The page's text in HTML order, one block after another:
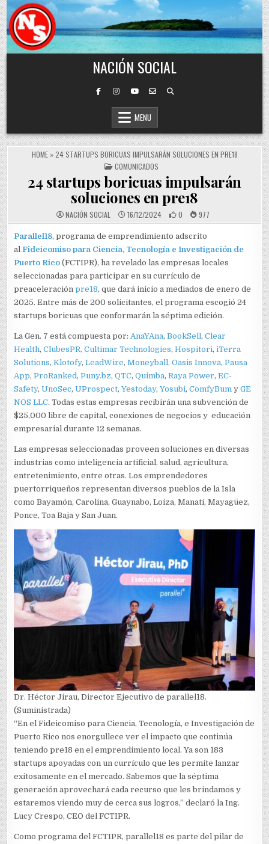
Skip to content
NACIÓN SOCIAL
MENU
HOME»24 STARTUPS BORICUAS IMPULSARÁN SOLUCIONES EN PRE18
POSTED IN
COMUNICADOS
24 startups boricuas impulsarán
soluciones en pre18
NACIÓN SOCIAL 16/12/2024 0 977
Parallel18, programa de emprendimiento adscrito
alFideicomiso para Ciencia, Tecnología e Investigación de
Puerto Rico (FCTIPR), ha revelado las empresas locales
seleccionadas para participar en su currículo de
preaceleraciónpre18, que dará inicio a mediados de enero de
2025. Entre más de 200 solicitantes, el programa escogió 24
startups boricuas que conformarán la séptima edición.
La Gen. 7 está compuesta por:AnaYAna,BookSell,Clear
Health,ClubesPR, Cultimar Technologies,Hospitori,iTerra
Solutions,Klotofy,LeadWire,Moneyball, Oasis Innova,Pausa
App,ProRanked,Puny.bz,QTC,Quimba,Raya Power,EC-
Safety,UnoSec,UProspect,Yestoday,Yosubi,ComfyBum yGE
NOS LLC. Todas estas empresas recibirán una subvención de
$25,000 libre de capital, conexiones de negocios y educación
empresarial durante 12 semanas.
Las empresas seleccionadas proveen soluciones en diversas
industrias como inteligencia artificial, salud, agricultura,
entretenimiento, entre otras. Los emprendedores
puertorriqueños representan diversos pueblos de la Isla
como Bayamón, Carolina, Guaynabo, Loíza, Manatí, Mayagüez,
Ponce, Toa Baja y San Juan.
Dr. Héctor Jirau, Director Ejecutivo de parallel18.
(Suministrada)
“En el Fideicomiso para Ciencia, Tecnología, e Investigación de
Puerto Rico nos enorgullece ver el impacto que continúa
teniendo pre18 en el emprendimiento local. Ya son 183
startups apoyadas con un currículo que les permite lanzar
exitosamente en el mercado. Sabemos que la séptima
generación aprovechará cada recurso que les brindamos y
estaremos viendo muy de cerca sus logros,” declaró la Ing.
Lucy Crespo, CEO del FCTIPR.
Como programa del FCTIPR, parallel18 es parte del pilar de